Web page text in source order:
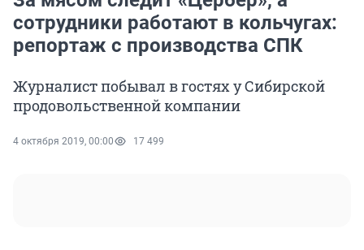
сотрудники работают в кольчугах:
репортаж с производства СПК
Журналист побывал в гостях у Сибирской
продовольственной компании
4 октября 2019, 00:00 17 499